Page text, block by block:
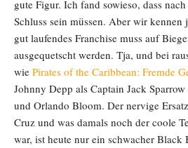
gute Figur. Ich fand sowieso, dass
Schluss sein müssen. Aber wir
gut laufendes Franchise muss auf
ausgequetscht werden. Tja, und bei
wie Pirates of the Caribbean: Fremde
Johnny Depp als Captain Jack
und Orlando Bloom. Der nervige
Cruz und was damals noch der coole
war, ist heute nur ein schwacher Black